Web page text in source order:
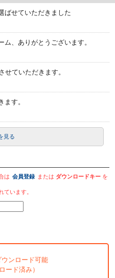
ばせていただきました
、ありがとうございます。
せていただきます。
ます。
見る
は 会員登録 または ダウンロードキー を
います。
ウンロード可能
ード済み）